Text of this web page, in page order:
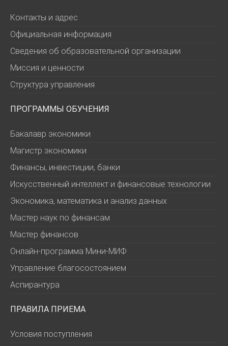
Контакты и адрес
Официальная информация
Сведения об образовательной организации
Миссия и ценности
Структура управления
ПРОГРАММЫ ОБУЧЕНИЯ
Бакалавр экономики
Магистр экономики
Финансы, инвестиции, банки
Искусственный интеллект и финансовые технологии
Экономика, математика и анализ данных
Мастер наук по финансам
Мастер финансов
Онлайн-программа Мини-МИФ
Управление благосостоянием
Аспирантура
ПРАВИЛА ПРИЕМА
Условия поступления